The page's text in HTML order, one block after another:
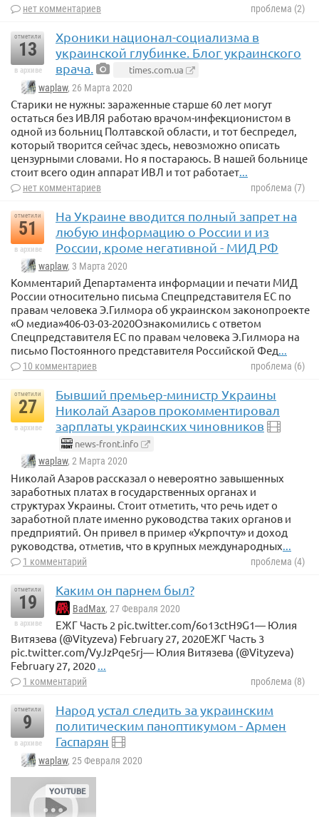
нет комментариев проблема (2)
отметили
13
в архиве
Хроники национал-социализма в
украинской глубинке. Блог украинского
врача.
times.com.ua
waplaw, 26 Марта 2020
Старики не нужны: зараженные старше 60 лет могут
остаться без ИВЛЯ работаю врачом-инфекционистом в
одной из больниц Полтавской области, и тот беспредел,
который творится сейчас здесь, невозможно описать
цензурными словами. Но я постараюсь. В нашей больнице
стоит всего один аппарат ИВЛ и тот работает...
нет комментариев проблема (7)
отметили
51
в архиве
На Украине вводится полный запрет на
любую информацию о России и из
России, кроме негативной - МИД РФ
waplaw, 3 Марта 2020
Комментарий Департамента информации и печати МИД
России относительно письма Спецпредставителя ЕС по
правам человека Э.Гилмора об украинском законопроекте
«О медиа»406-03-03-2020Ознакомились с ответом
Спецпредставителя ЕС по правам человека Э.Гилмора на
письмо Постоянного представителя Российской Фед...
10 комментариев проблема (6)
отметили
27
в архиве
Бывший премьер-министр Украины
Николай Азаров прокомментировал
зарплаты украинских чиновников
news-front.info
waplaw, 2 Марта 2020
Николай Азаров рассказал о невероятно завышенных
заработных платах в государственных органах и
структурах Украины. Стоит отметить, что речь идет о
заработной плате именно руководства таких органов и
предприятий. Он привел в пример «Укрпочту» и доход
руководства, отметив, что в крупных международных
1 комментарий проблема (4)
отметили
19
в архиве
Каким он парнем был?
BadMax, 27 Февраля 2020
ЕЖГ Часть 2 pic.twitter.com/6o13ctH9G1— Юлия
Витязева (@Vityzeva) February 27, 2020ЕЖГ Часть 3
pic.twitter.com/VyJzPqe5rj— Юлия Витязева (@Vityzeva)
February 27, 2020 ...
1 комментарий проблема (8)
отметили
9
в архиве
Народ устал следить за украинским
политическим паноптикумом - Армен
Гаспарян
waplaw, 25 Февраля 2020